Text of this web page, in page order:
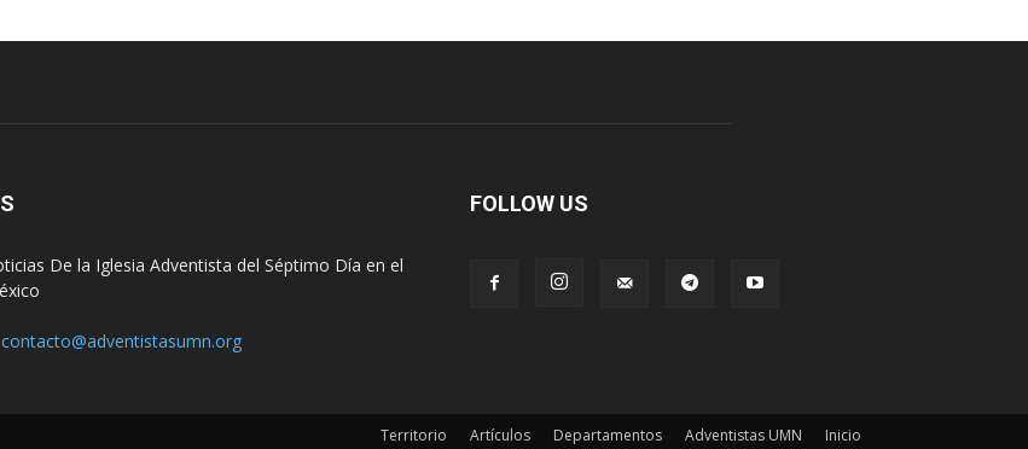
De la Iglesia Adventista del Séptimo Día en el
contacto@adventistasumn.org
FOLLOW US
Territorio Artículos Departamentos Adventistas UMN Inicio